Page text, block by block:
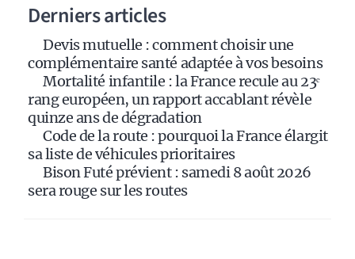
Derniers articles
Devis mutuelle : comment choisir une
complémentaire santé adaptée à vos besoins
Mortalité infantile : la France recule au 23ᵉ
rang européen, un rapport accablant révèle
quinze ans de dégradation
Code de la route : pourquoi la France élargit
sa liste de véhicules prioritaires
Bison Futé prévient : samedi 8 août 2026
sera rouge sur les routes